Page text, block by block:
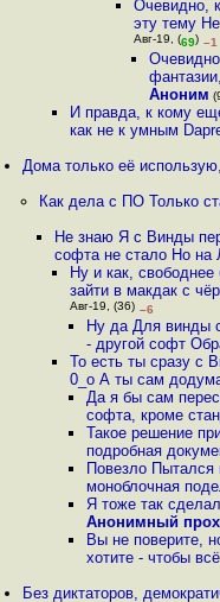
Очевидно,
эту тему
Авг-19, (69) –1
Аноним
И правда, к кому
как не к умным
Дома только её
Как дела с ПО Только
Не знаю Я с Винды
софта не стало Но на
Ну и как,
зайти в макдак с
Авг-19, (36) –6
Ну да Для винды
- другой софт
То есть ты сразу с
0_o А ты сам
Да я бы сам
софта, кроме
Такое решение
подробная
Повезло Пытался
моноблочная
Я тоже так
Анонимный
Вы не поверите,
хотите - чтобы
Без диктаторов,